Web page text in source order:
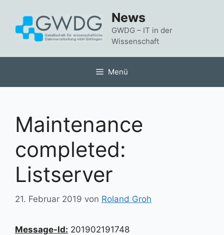
springen
News
GWDG – IT in der
Wissenschaft
Menü
Maintenance
completed:
Listserver
21. Februar 2019 von Roland Groh
Message-Id: 201902191748